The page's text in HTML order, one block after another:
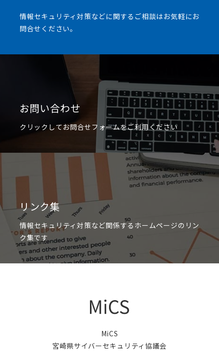
情報セキュリティ対策などに関するご相談はお気軽にお
問合せください。
お問い合わせ
クリックしてお問合せフォームをご利用ください
リンク集
情報セキュリティ対策など関係するホームページのリン
ク集です
MiCS
宮崎県サイバーセキュリティ協議会